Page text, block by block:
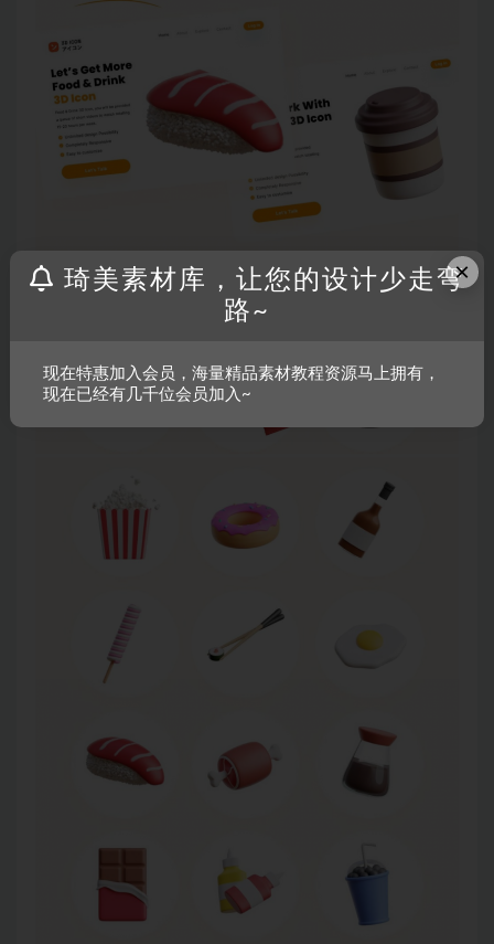
×
琦美素材库，让您的设计少走弯
路~
现在特惠加入会员，海量精品素材教程资源马上拥有，
现在已经有几千位会员加入~